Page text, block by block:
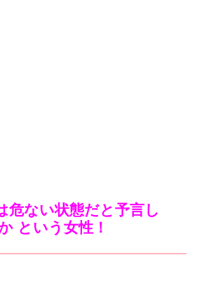
危ない状態だと予言し
という女性！